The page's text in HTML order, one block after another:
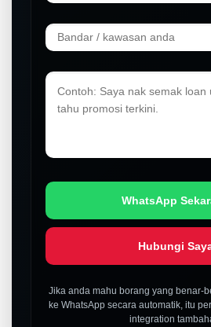
WhatsApp
Hubungi
Jika anda mahu borang yang benar-
ke WhatsApp secara automatik, itu
integration